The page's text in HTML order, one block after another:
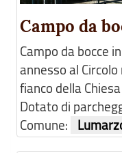
Campo da
Campo da bocce
annesso al
fianco della
Dotato di
Comune: